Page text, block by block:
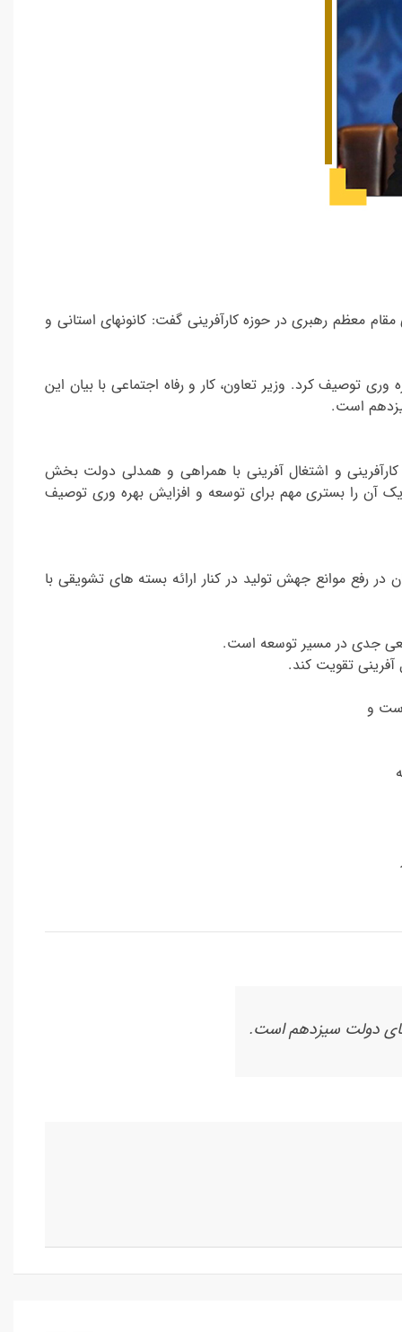
معظم رهبری در حوزه کارآفرینی گفت: کانونهای استانی و
توصیف کرد. وزیر تعاون، کار و رفاه اجتماعی با بیان این
است.
و اشتغال آفرینی با همراهی و همدلی دولت بخش
آن را بستری مهم برای توسعه و افزایش بهره وری توصیف
رفع موانع جهش تولید در کنار ارائه بسته های تشویقی با
مانعی جدی در مسیر توسعه است.
تقویت کند.
و
دولت سیزدهم است.